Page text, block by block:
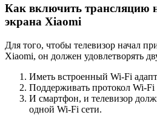
Как включить трансляцию
экрана Xiaomi
Для того, чтобы телевизор начал
Xiaomi, он должен удовлетворять
Иметь встроенный Wi-Fi
Поддерживать протокол Wi-Fi
И смартфон, и телевизор
одной Wi-Fi сети.